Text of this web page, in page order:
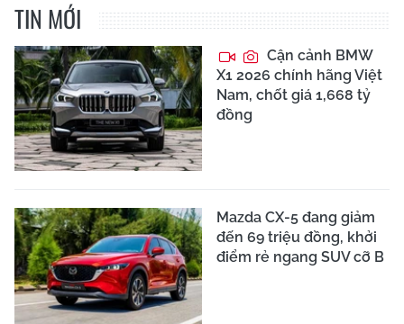
TIN MỚI
Cận cảnh BMW
X1 2026 chính hãng Việt
Nam, chốt giá 1,668 tỷ
đồng
Mazda CX-5 đang giảm
đến 69 triệu đồng, khởi
điểm rẻ ngang SUV cỡ B